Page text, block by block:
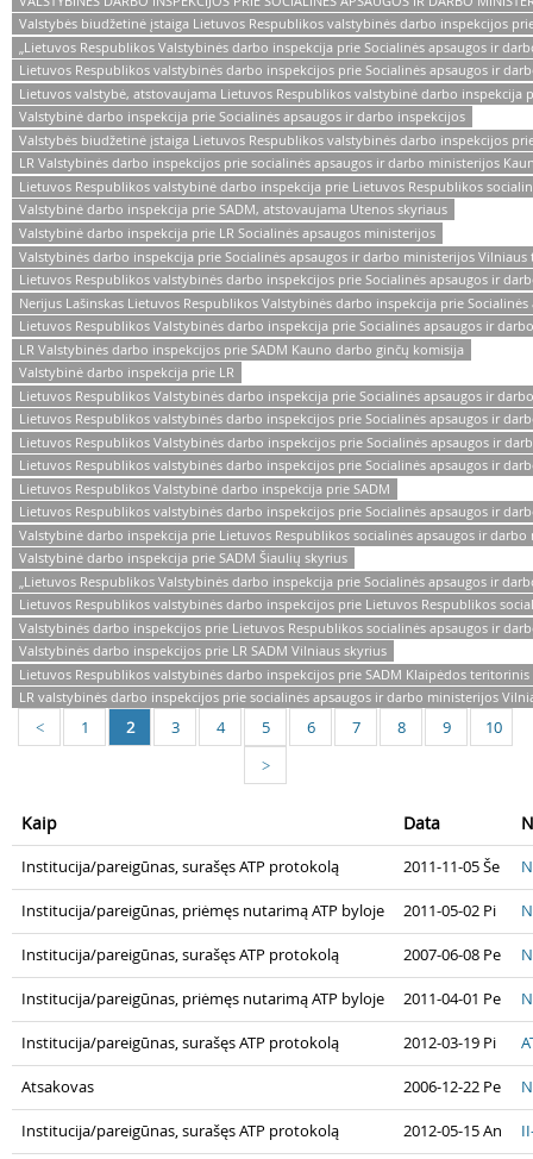
Valstybės biudžetinė įstaiga Lietuvos Respublikos valstybinės darbo inspekcijos
„Lietuvos Respublikos Valstybinės darbo inspekcija prie Socialinės apsaugos ir
Lietuvos Respublikos valstybinės darbo inspekcijos prie Socialinės apsaugos ir
Lietuvos valstybė, atstovaujama Lietuvos Respublikos valstybinė darbo inspekcija
Valstybinė darbo inspekcija prie Socialinės apsaugos ir darbo inspekcijos
Valstybės biudžetinė įstaiga Lietuvos Respublikos valstybinės darbo inspekcijos
LR Valstybinės darbo inspekcijos prie socialinės apsaugos ir darbo ministerijos
Lietuvos Respublikos valstybinė darbo inspekcija prie Lietuvos Respublikos
Valstybinė darbo inspekcija prie SADM, atstovaujama Utenos skyriaus
Valstybinė darbo inspekcija prie LR Socialinės apsaugos ministerijos
Valstybinės darbo inspekcija prie Socialinės apsaugos ir darbo ministerijos
Lietuvos Respublikos valstybinės darbo inspekcijos prie Socialinės apsaugos ir
Nerijus Lašinskas Lietuvos Respublikos Valstybinės darbo inspekcija prie
Lietuvos Respublikos Valstybinės darbo inspekcija prie Socialinės apsaugos ir
LR Valstybinės darbo inspekcijos prie SADM Kauno darbo ginčų komisija
Valstybinė darbo inspekcija prie LR
Lietuvos Respublikos Valstybinės darbo inspekcija prie Socialinės apsaugos ir
Lietuvos Respublikos valstybinės darbo inspekcijos prie Socialinės apsaugos ir
Lietuvos Respublikos Valstybinės darbo inspekcijos prie Socialinės apsaugos ir
Lietuvos Respublikos valstybinės darbo inspekcijos prie Socialinės apsaugos ir
Lietuvos Respublikos Valstybinė darbo inspekcija prie SADM
Lietuvos Respublikos valstybinės darbo inspekcijos prie Socialinės apsaugos ir
Valstybinė darbo inspekcija prie Lietuvos Respublikos socialinės apsaugos ir darbo
Valstybinė darbo inspekcija prie SADM Šiaulių skyrius
„Lietuvos Respublikos Valstybinės darbo inspekcija prie Socialinės apsaugos ir
Lietuvos Respublikos valstybinės darbo inspekcijos prie Lietuvos Respublikos
Valstybinės darbo inspekcijos prie Lietuvos Respublikos socialinės apsaugos ir
Valstybinės darbo inspekcijos prie LR SADM Vilniaus skyrius
Lietuvos Respublikos valstybinės darbo inspekcijos prie SADM Klaipėdos teritorinis
LR valstybinės darbo inspekcijos prie socialinės apsaugos ir darbo ministerijos
< 1 2 3 4 5 6 7 8 9 10
>
Kaip Data
Institucija/pareigūnas, surašęs ATP protokolą 2011-11-05 Še
Institucija/pareigūnas, priėmęs nutarimą ATP byloje 2011-05-02 Pi
Institucija/pareigūnas, surašęs ATP protokolą 2007-06-08 Pe
Institucija/pareigūnas, priėmęs nutarimą ATP byloje 2011-04-01 Pe
Institucija/pareigūnas, surašęs ATP protokolą 2012-03-19 Pi
Atsakovas 2006-12-22 Pe
Institucija/pareigūnas, surašęs ATP protokolą 2012-05-15 An